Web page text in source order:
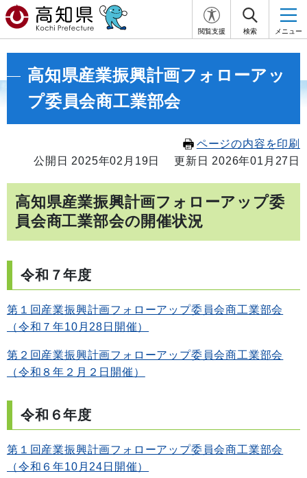
閲覧支援 検索 メニュー
高知県産業振興計画フォローアッ
プ委員会商工業部会
ページの内容を印刷
公開日 2025年02月19日
更新日 2026年01月27日
高知県産業振興計画フォローアップ委
員会商工業部会の開催状況
令和７年度
第１回産業振興計画フォローアップ委員会商工業部会
（令和７年10月28日開催）
第２回産業振興計画フォローアップ委員会商工業部会
（令和８年２月２日開催）
令和６年度
第１回産業振興計画フォローアップ委員会商工業部会
（令和６年10月24日開催）